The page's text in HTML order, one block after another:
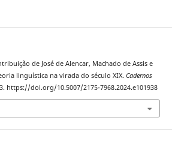
de José de Alencar, Machado de Assis e
linguística na virada do século XIX. Cadernos
https://doi.org/10.5007/2175-7968.2024.e101938